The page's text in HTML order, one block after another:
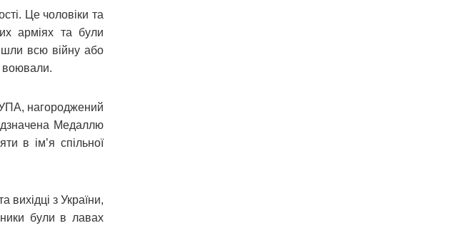
Це чоловіки та
арміях та були
всю війну або
воювали.
нагороджений
Медаллю
в ім’я спільної
вихідці з України,
були в лавах